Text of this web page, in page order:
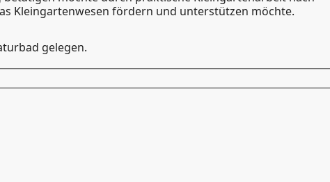
Kleingartenwesen fördern und unterstützen möchte.
gelegen.